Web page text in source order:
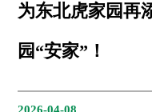
为东北虎家园再
园“安家”！
2026-04-08